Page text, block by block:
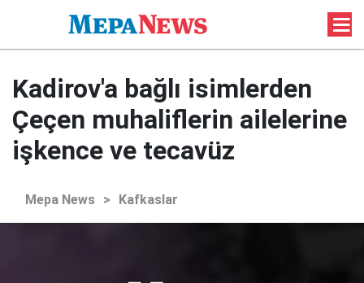
Kadirov'a bağlı isimlerden
Çeçen muhaliflerin ailelerine
işkence ve tecavüz
Mepa News > Kafkaslar